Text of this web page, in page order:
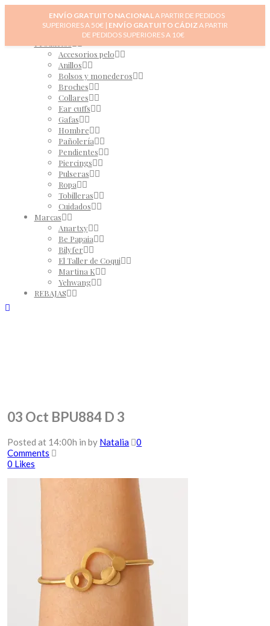
Novedades
Accesorios pelo
Anillos
Bolsos y monederos
Broches
Collares
Ear cuffs
Gafas
Hombre
Pañolería
Pendientes
Piercings
Pulseras
Ropa
Tobilleras
Cuidados
Marcas
Anartxy
Be Papaia
Bilyfer
El Taller de Coqui
Martina K
Yehwang
REBAJAS
03 Oct BPU884 D 3
Posted at 14:00h inby Natalia
0
Comments
0 Likes
ENVÍO GRATUITO NACIONALA PARTIR DE PEDIDOS
SUPERIORES A 50€ | ENVÍO GRATUITO CÁDIZA PARTIR
DE PEDIDOS SUPERIORES A 10€